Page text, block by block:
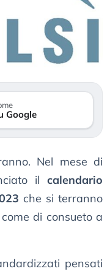
Google
Nel mese di
il calendario
che si terranno
di consueto a
pensati